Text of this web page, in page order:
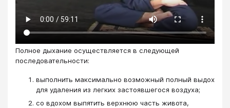
Полное дыхание осуществляется в следующей
последовательности:
выполнить максимально возможный полный выдох
для удаления из легких застоявшегося воздуха;
со вдохом выпятить верхнюю часть живота,